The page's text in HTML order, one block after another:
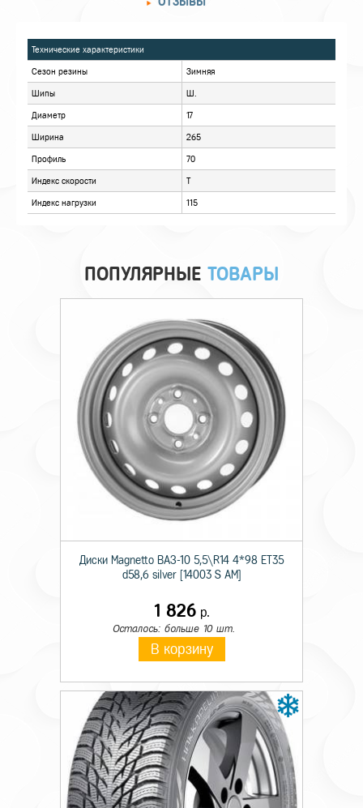
ОПИСАНИЕ
ОТЗЫВЫ
Технические характеристики
Ш.
Индекс скорости T
Индекс нагрузки 115
ПОПУЛЯРНЫЕ ТОВАРЫ
Диски Magnetto ВАЗ-10 5,5\R14 4*98 ET35
d58,6 silver [14003 S AM]
1 826р.
Осталось: больше 10 шт.
В корзину